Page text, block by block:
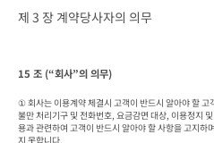
제 3 장 계약당사자의 의무
15 조 (“회사”의 의무)
① 회사는 이용계약 체결시 고객이 반드시 알아야 할
불만 처리기구 및 전화번호, 요금감면 대상, 이용정지
용과 관련하여 고객이 반드시 알아야 할 사항을 고지하
지 못합니다.